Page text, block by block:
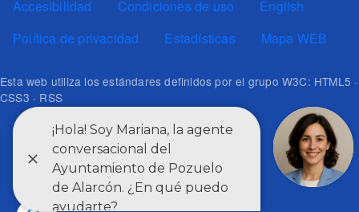
Accesibilidad Condiciones de uso
English
Política de privacidad
Estadísticas Mapa WEB
Esta web utiliza los estándares definidos por el grupo W3C: HTML5 ·
CSS3 · RSS